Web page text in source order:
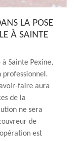
LA POSE
À SAINTE
Sainte Pexine,
professionnel.
faire aura
de la
ne sera
de
est